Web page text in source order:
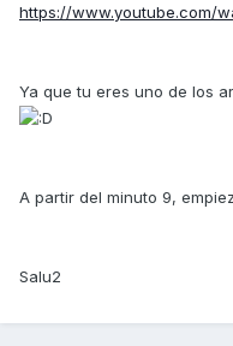
https://www.youtube.com/
Ya que tu eres uno de los
A partir del minuto 9,
Salu2